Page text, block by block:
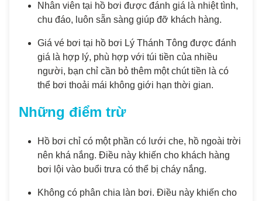
Nhân viên tại hồ bơi được đánh giá là nhiệt tình,
chu đáo, luôn sẵn sàng giúp đỡ khách hàng.
Giá vé bơi tại hồ bơi Lý Thánh Tông được đánh
giá là hợp lý, phù hợp với túi tiền của nhiều
người, bạn chỉ cần bỏ thêm một chút tiền là có
thể bơi thoải mái không giới hạn thời gian.
Những điểm trừ
Hồ bơi chỉ có một phần có lưới che, hồ ngoài trời
nên khá nắng. Điều này khiến cho khách hàng
bơi lội vào buổi trưa có thể bị cháy nắng.
Không có phân chia làn bơi. Điều này khiến cho